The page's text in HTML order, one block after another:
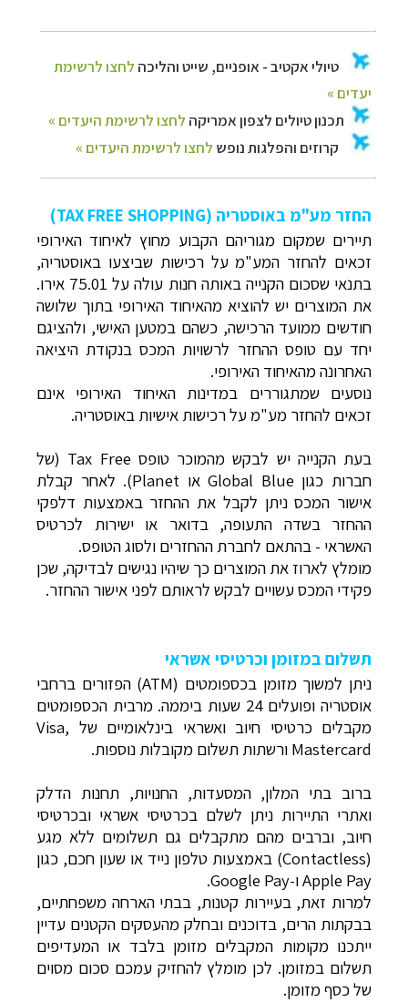
החזר מע"מ באוסטריה (TAX FREE SHOPPING)
תיירים שמקום מגוריהם הקבוע מחוץ לאיחוד האירופי
זכאים להחזר המע"מ על רכישות שביצעו באוסטריה,
בתנאי שסכום הקנייה באותה חנות עולה על 75.01 אירו.
את המוצרים יש להוציא מהאיחוד האירופי בתוך שלושה
חודשים ממועד הרכישה, כשהם במטען האישי, ולהציגם
יחד עם טופס ההחזר לרשויות המכס בנקודת היציאה
האחרונה מהאיחוד האירופי.
נוסעים שמתגוררים במדינות האיחוד האירופי אינם
זכאים להחזר מע"מ על רכישות אישיות באוסטריה.
בעת הקנייה יש לבקש מהמוכר טופס Tax Free (של
חברות כגון Global Blue או Planet). לאחר קבלת
אישור המכס ניתן לקבל את ההחזר באמצעות דלפקי
ההחזר בשדה התעופה, בדואר או ישירות לכרטיס
האשראי - בהתאם לחברת ההחזרים ולסוג הטופס.
מומלץ לארוז את המוצרים כך שיהיו נגישים לבדיקה, שכן
פקידי המכס עשויים לבקש לראותם לפני אישור ההחזר.
תשלום במזומן וכרטיסי אשראי
ניתן למשוך מזומן בכספומטים (ATM) הפזורים ברחבי
אוסטריה ופועלים 24 שעות ביממה. מרבית הכספומטים
מקבלים כרטיסי חיוב ואשראי בינלאומיים של Visa,
Mastercard ורשתות תשלום מקובלות נוספות.
ברוב בתי המלון, המסעדות, החנויות, תחנות הדלק
ואתרי התיירות ניתן לשלם בכרטיסי אשראי ובכרטיסי
חיוב, וברבים מהם מתקבלים גם תשלומים ללא מגע
(Contactless) באמצעות טלפון נייד או שעון חכם, כגון
Apple Pay ו-Google Pay.
למרות זאת, בעיירות קטנות, בבתי הארחה משפחתיים,
בבקתות הרים, בדוכנים ובחלק מהעסקים הקטנים עדיין
ייתכנו מקומות המקבלים מזומן בלבד או המעדיפים
תשלום במזומן. לכן מומלץ להחזיק עמכם סכום מסוים
של כסף מזומן.